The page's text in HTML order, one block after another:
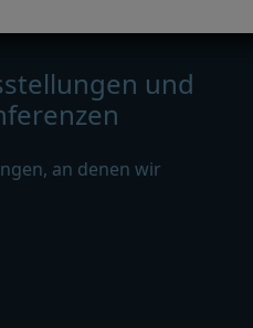
und
an denen wir